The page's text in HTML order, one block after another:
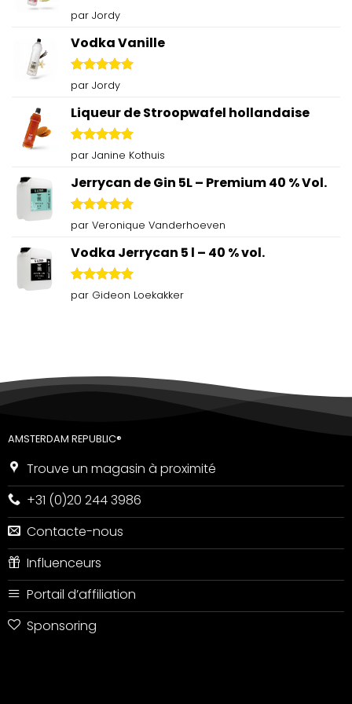
Note5sur
5
par Jordy
Vodka Vanille
Note5sur
5
par Jordy
Liqueur de Stroopwafel hollandaise
Note5sur
5
par Janine Kothuis
Jerrycan de Gin 5L – Premium 40 % Vol.
Note5sur
5
par Veronique Vanderhoeven
Vodka Jerrycan 5 l – 40 % vol.
Note5sur
5
par Gideon Loekakker
AMSTERDAM REPUBLIC®
Trouve un magasin à proximité
+31 (0)20 244 3986
Contacte-nous
Influenceurs
Portail d’affiliation
Sponsoring